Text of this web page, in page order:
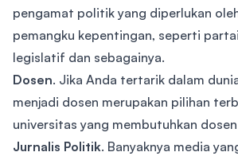
pengamat politik yang diperlukan
pemangku kepentingan, seperti
legislatif dan sebagainya.
Dosen. Jika Anda tertarik dalam
menjadi dosen merupakan pilihan
universitas yang membutuhkan
Jurnalis Politik. Banyaknya media